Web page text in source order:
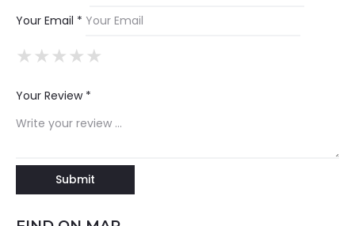
Your Email *
★
★★
★★★
★★★★
★★★★★
Your Review *